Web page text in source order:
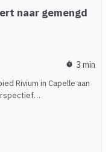
naar gemengd
timer 3 min
Rivium in Capelle aan